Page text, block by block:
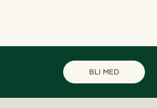
BLI MED